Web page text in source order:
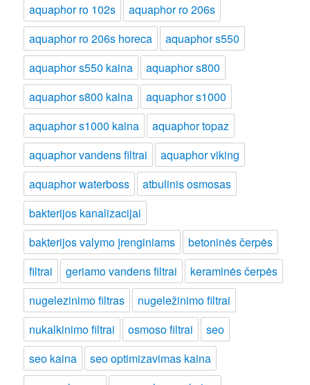
aquaphor ro 102s
aquaphor ro 206s
aquaphor ro 206s horeca
aquaphor s550
aquaphor s550 kaina
aquaphor s800
aquaphor s800 kaina
aquaphor s1000
aquaphor s1000 kaina
aquaphor topaz
aquaphor vandens filtrai
aquaphor viking
aquaphor waterboss
atbulinis osmosas
bakterijos kanalizacijai
bakterijos valymo įrenginiams
betoninės čerpės
filtrai
geriamo vandens filtrai
keraminės čerpės
nugelezinimo filtras
nugeležinimo filtrai
nukalkinimo filtrai
osmoso filtrai
seo
seo kaina
seo optimizavimas kaina